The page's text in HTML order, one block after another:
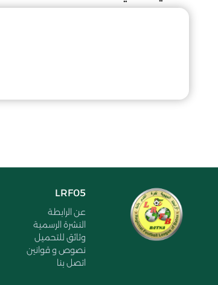
LRF05
عن الرابطة
النشرة الرسمية
وثائق للتحميل
نصوص و قوانين
اتصل بنا